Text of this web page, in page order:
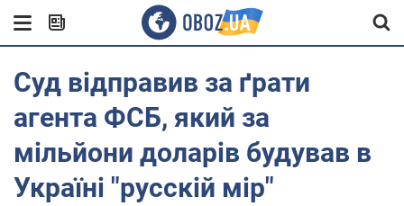
Суд відправив за ґрати
агента ФСБ, який за
мільйони доларів будував в
Україні "русскій мір"